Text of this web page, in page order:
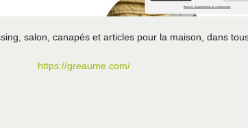
salon, canapés et articles pour la maison, dans
https://greaume.com/